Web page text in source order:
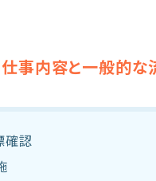
事内容と一般的な
確認